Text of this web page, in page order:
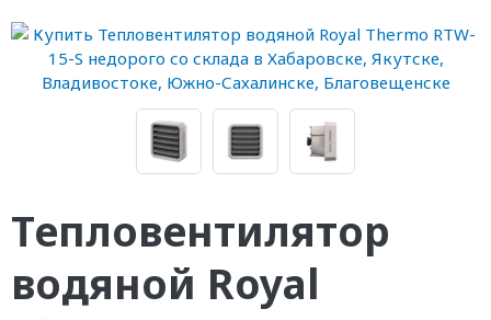
Тепловентилятор
водяной Royal